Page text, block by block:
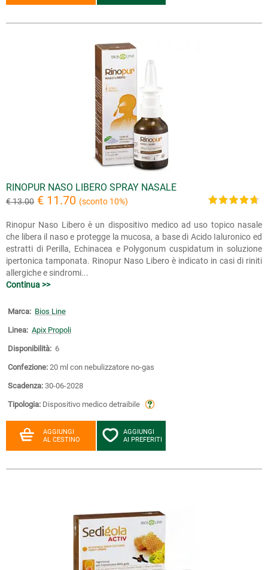
RINOPUR NASO LIBERO SPRAY NASALE
€ 13.00 € 11.70 (sconto 10%)
Rinopur Naso Libero è un dispositivo medico ad uso topico nasale
che libera il naso e protegge la mucosa, a base di Acido Ialuronico ed
estratti di Perilla, Echinacea e Polygonum cuspidatum in soluzione
ipertonica tamponata. Rinopur Naso Libero è indicato in casi di riniti
allergiche e sindromi...
Continua >>
Marca: Bios Line
Linea: Apix Propoli
Disponibilità: 6
Confezione: 20 ml con nebulizzatore no-gas
Scadenza: 30-06-2028
Tipologia: Dispositivo medico detraibile
AGGIUNGI
AL CESTINO
AGGIUNGI
AI PREFERITI